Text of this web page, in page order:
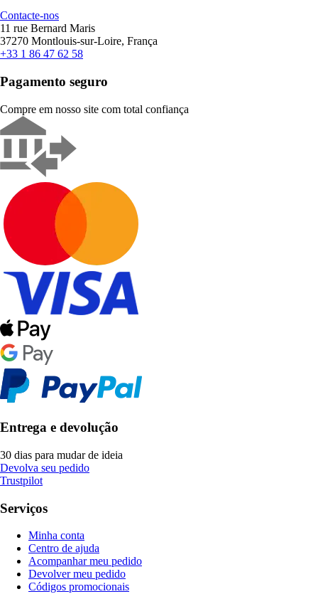
Contacte-nos
11 rue Bernard Maris
37270 Montlouis-sur-Loire, França
+33 1 86 47 62 58
Pagamento seguro
Compre em nosso site com total confiança
Entrega e devolução
30 dias para mudar de ideia
Devolva seu pedido
Trustpilot
Serviços
Minha conta
Centro de ajuda
Acompanhar meu pedido
Devolver meu pedido
Códigos promocionais